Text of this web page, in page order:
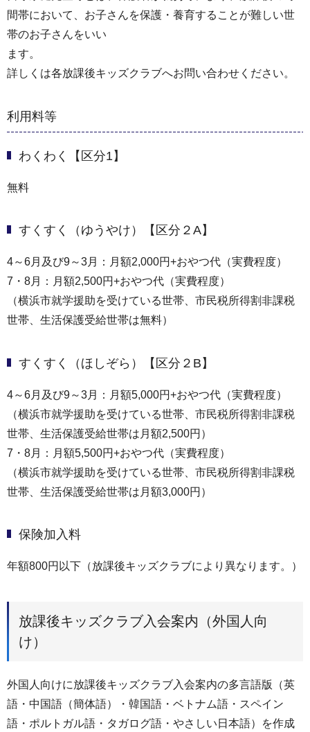
間帯において、お子さんを保護・養育することが難しい世
帯のお子さんをいい
ます。
詳しくは各放課後キッズクラブへお問い合わせください。
利用料等
わくわく【区分1】
無料
すくすく（ゆうやけ）【区分２A】
4～6月及び9～3月：⽉額2,000円+おやつ代（実費程度）
7・8月：月額2,500円+おやつ代（実費程度）
（横浜市就学援助を受けている世帯、市⺠税所得割非課税
世帯、⽣活保護受給世帯は無料）
すくすく（ほしぞら）【区分２B】
4～6月及び9～3月：⽉額5,000円+おやつ代（実費程度）
（横浜市就学援助を受けている世帯、市⺠税所得割非課税
世帯、⽣活保護受給世帯は⽉額2,500円）
7・8月：月額5,500円+おやつ代（実費程度）
（横浜市就学援助を受けている世帯、市⺠税所得割非課税
世帯、⽣活保護受給世帯は⽉額3,000円）
保険加⼊料
年額800円以下（放課後キッズクラブにより異なります。）
放課後キッズクラブ入会案内（外国人向
け）
外国人向けに放課後キッズクラブ入会案内の多言語版（英
語・中国語（簡体語）・韓国語・ベトナム語・スペイン
語・ポルトガル語・タガログ語・やさしい日本語）を作成